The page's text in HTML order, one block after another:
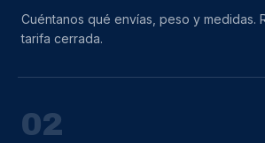
Cuéntanos qué envías, peso y medidas.
tarifa cerrada.
02